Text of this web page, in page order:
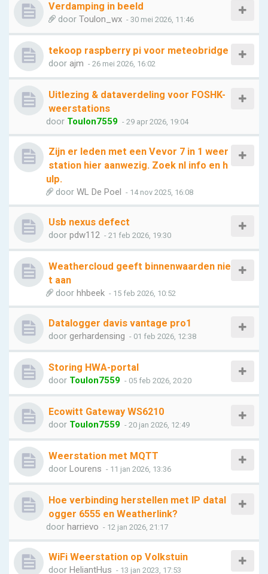
Verdamping in beeld
door Toulon_wx - 30 mei 2026, 11:46
tekoop raspberry pi voor meteobridge
door ajm - 26 mei 2026, 16:02
Uitlezing & dataverdeling voor FOSHK-
weerstations
door Toulon7559 - 29 apr 2026, 19:04
Zijn er leden met een Vevor 7 in 1 weer
station hier aanwezig. Zoek nl info en h
ulp.
door WL De Poel - 14 nov 2025, 16:08
Usb nexus defect
door pdw112 - 21 feb 2026, 19:30
Weathercloud geeft binnenwaarden nie
t aan
door hhbeek - 15 feb 2026, 10:52
Datalogger davis vantage pro1
door gerhardensing - 01 feb 2026, 12:38
Storing HWA-portal
door Toulon7559 - 05 feb 2026, 20:20
Ecowitt Gateway WS6210
door Toulon7559 - 20 jan 2026, 12:49
Weerstation met MQTT
door Lourens - 11 jan 2026, 13:36
Hoe verbinding herstellen met IP datal
ogger 6555 en Weatherlink?
door harrievo - 12 jan 2026, 21:17
WiFi Weerstation op Volkstuin
door HeliantHus - 13 jan 2023, 17:53